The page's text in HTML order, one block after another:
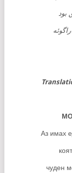
Аз имах
чуден